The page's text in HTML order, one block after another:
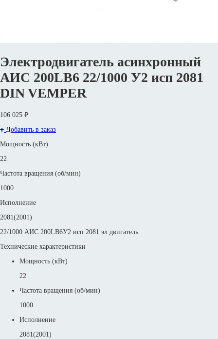
Электродвигатель асинхронный
АИС 200LB6 22/1000 У2 исп 2081
DIN VEMPER
106 025 ₽
Добавить в заказ
Мощность (кВт)
22
Частота вращения (об/мин)
1000
Исполнение
2081(2001)
22/1000 АИС 200LB6У2 исп 2081 эл двигатель
Технические характеристики
Мощность (кВт)
22
Частота вращения (об/мин)
1000
Исполнение
2081(2001)